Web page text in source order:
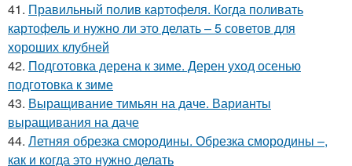
41. Правильный полив картофеля. Когда поливать
картофель и нужно ли это делать – 5 советов для
хороших клубней
42. Подготовка дерена к зиме. Дерен уход осенью
подготовка к зиме
43. Выращивание тимьян на даче. Варианты
выращивания на даче
44. Летняя обрезка смородины. Обрезка смородины –,
как и когда это нужно делать